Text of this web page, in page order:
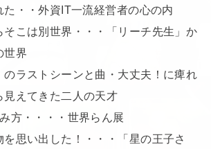
た・・外資IT一流経営者の心の内
そこは別世界・・・「リーチ先生」か
世界
のラストシーンと曲・大丈夫！に痺れ
見えてきた二人の天才
方・・・・世界らん展
を思い出した！・・・「星の王子さ